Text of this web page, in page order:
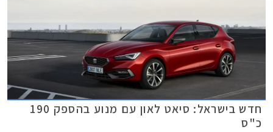
חדש בישראל: סיאט לאון עם מנוע בהספק 190
כ"ס